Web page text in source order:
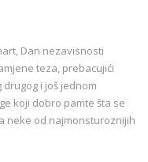
Dan nezavisnosti
teza, prebacujići
i još jednom
koji dobro pamte šta se
neke od najmonsturoznijih